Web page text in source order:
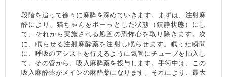
段階を追って徐々に麻酔を深めていきます。まずは、注射麻
酔により、猫ちゃんをボーっとした状態（鎮静状態）にし
て、それから実施される処置の恐怖心を取り除きます。次
に、眠らせる注射麻酔薬を注射し眠らせます。眠った瞬間
に、呼吸のアシストを行えるように気管にチューブを挿入し
て、その管から、吸入麻酔薬を投与します。手術中は、この
吸入麻酔薬がメインの麻酔薬になります。それにより、最大